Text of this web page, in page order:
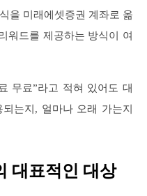
을 미래에셋증권 계좌로 옮
워드를 제공하는 방식이 여
무료”라고 적혀 있어도 대
는지, 얼마나 오래 가는지
대표적인 대상